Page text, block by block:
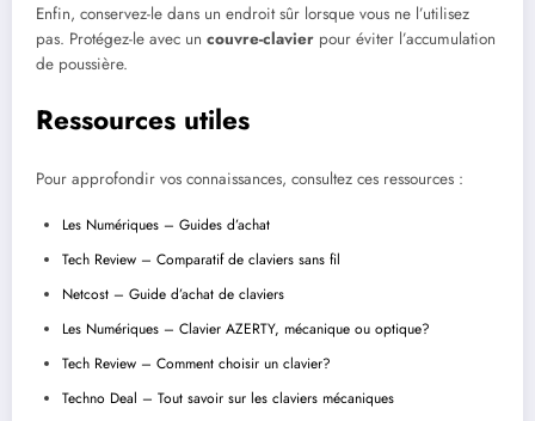
Enfin, conservez-le dans un endroit sûr lorsque vous ne l’utilisez
pas. Protégez-le avec un couvre-clavier pour éviter l’accumulation
de poussière.
Ressources utiles
Pour approfondir vos connaissances, consultez ces ressources :
Les Numériques – Guides d’achat
Tech Review – Comparatif de claviers sans fil
Netcost – Guide d’achat de claviers
Les Numériques – Clavier AZERTY, mécanique ou optique?
Tech Review – Comment choisir un clavier?
Techno Deal – Tout savoir sur les claviers mécaniques